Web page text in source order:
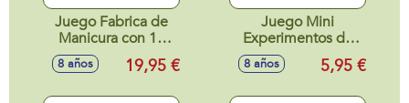
Juego Fabrica de
Manicura con 10
actividades ¡crea
tus propios
8 años 19,95 €
Juego Mini
Experimentos de
Ciencia Cefa de
bolsillo - Modelos
8 años 5,95 €